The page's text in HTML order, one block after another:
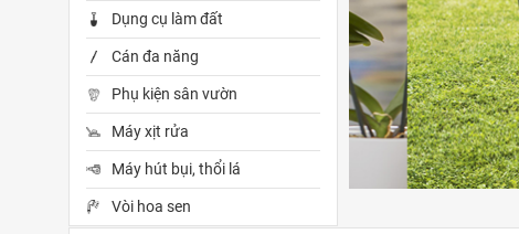
Dụng cụ làm đất
Cán đa năng
Phụ kiện sân vườn
Máy xịt rửa
Máy hút bụi, thổi lá
Vòi hoa sen